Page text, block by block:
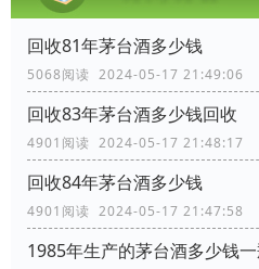
回收81年茅台酒多少钱
5068阅读 2024-05-17 21:49:06
回收83年茅台酒多少钱回收
4901阅读 2024-05-17 21:48:17
回收84年茅台酒多少钱
4901阅读 2024-05-17 21:47:58
1985年生产的茅台酒多少钱